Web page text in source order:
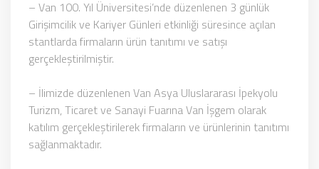
– Van 100. Yıl Üniversitesi’nde düzenlenen 3 günlük
Girişimcilik ve Kariyer Günleri etkinliği süresince açılan
stantlarda firmaların ürün tanıtımı ve satışı
gerçekleştirilmiştir.
– İlimizde düzenlenen Van Asya Uluslararası İpekyolu
Turizm, Ticaret ve Sanayi Fuarına Van İşgem olarak
katılım gerçekleştirilerek firmaların ve ürünlerinin tanıtımı
sağlanmaktadır.